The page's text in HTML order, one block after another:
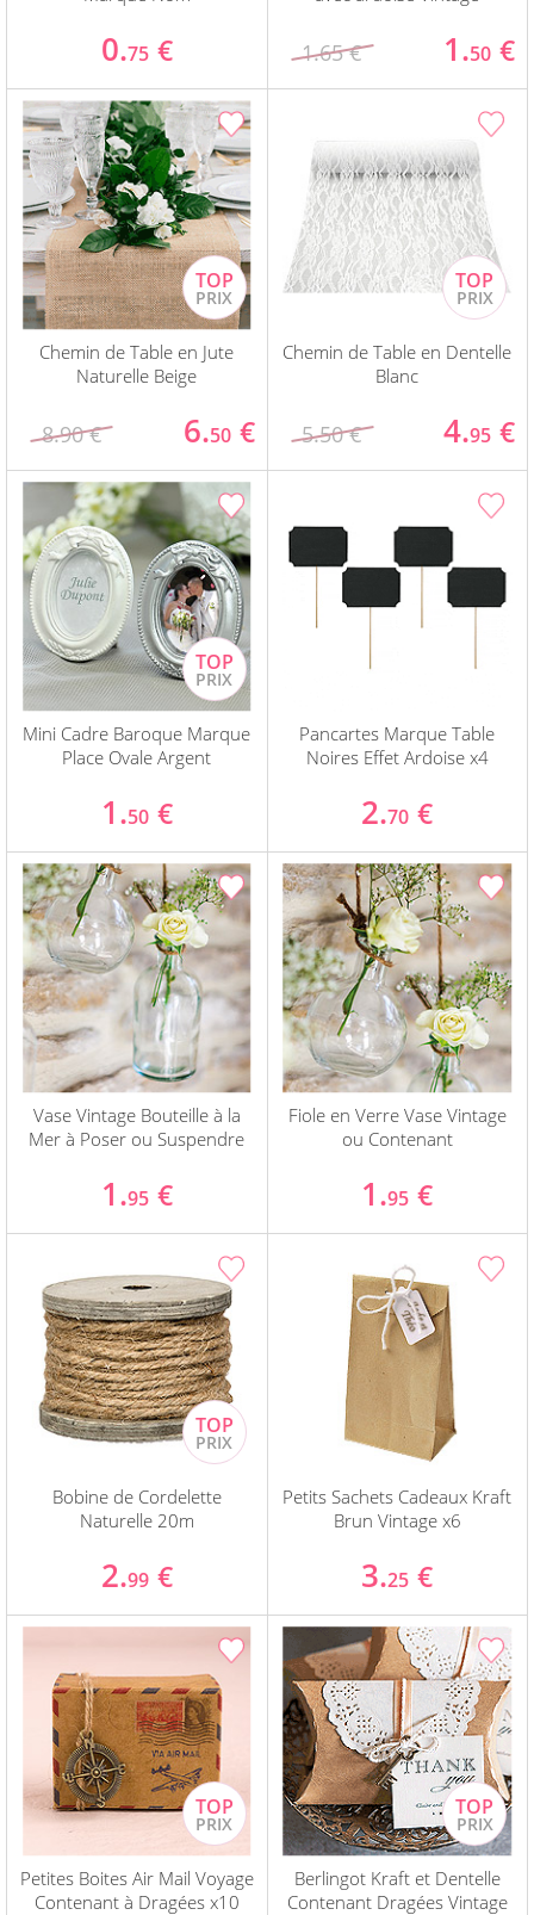
0.75 € 1.65 € 1.50 €
Chemin de Table en Jute
Naturelle Beige
8.90 € 6.50 €
Chemin de Table en Dentelle
Blanc
5.50 € 4.95 €
Mini Cadre Baroque Marque
Place Ovale Argent
1.50 €
Pancartes Marque Table
Noires Effet Ardoise x4
2.70 €
Vase Vintage Bouteille à la
Mer à Poser ou Suspendre
1.95 €
Fiole en Verre Vase Vintage
ou Contenant
1.95 €
Bobine de Cordelette
Naturelle 20m
2.99 €
Petits Sachets Cadeaux Kraft
Brun Vintage x6
3.25 €
Petites Boites Air Mail Voyage
Contenant à Dragées x10
Berlingot Kraft et Dentelle
Contenant Dragées Vintage